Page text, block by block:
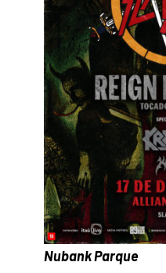
Nubank Parque